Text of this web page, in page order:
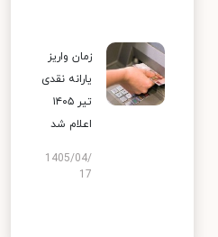
زمان واریز
یارانه نقدی
تیر ۱۴۰۵
اعلام شد
1405/04/
17